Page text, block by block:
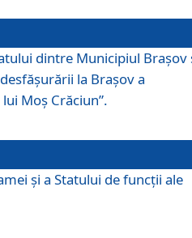
dintre Municipiul Brașov
la Brașov a
Moș Crăciun”.
şi a Statului de funcţii ale